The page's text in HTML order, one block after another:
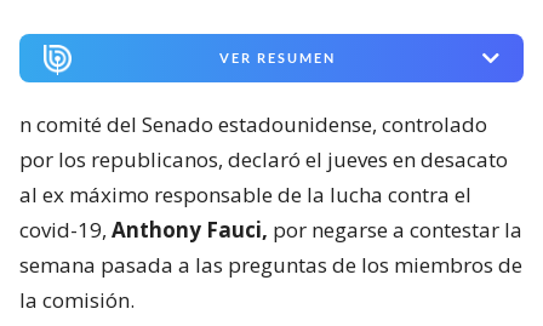
VER RESUMEN
n comité del Senado estadounidense, controlado
por los republicanos, declaró el jueves en desacato
al ex máximo responsable de la lucha contra el
covid-19, Anthony Fauci, por negarse a contestar la
semana pasada a las preguntas de los miembros de
la comisión.